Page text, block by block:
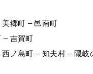
郷町 – 邑南町
– 吉賀町
ノ島町 – 知夫村 – 隠岐